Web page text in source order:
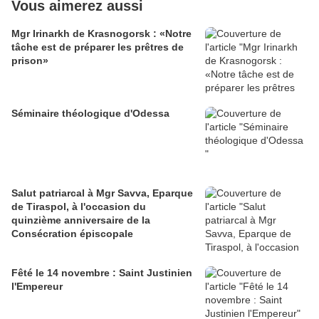
Vous aimerez aussi
Mgr Irinarkh de Krasnogorsk : «Notre
tâche est de préparer les prêtres de
prison»
Séminaire théologique d'Odessa
Salut patriarcal à Mgr Savva, Eparque
de Tiraspol, à l'occasion du
quinzième anniversaire de la
Consécration épiscopale
Fêté le 14 novembre : Saint Justinien
l'Empereur